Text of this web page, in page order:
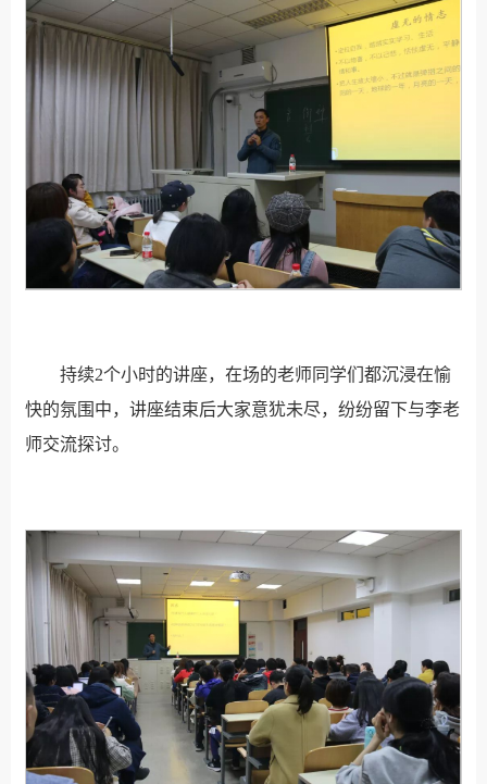
持续2个小时的讲座，在场的老师同学们都沉浸在愉
快的氛围中，讲座结束后大家意犹未尽，纷纷留下与李老
师交流探讨。